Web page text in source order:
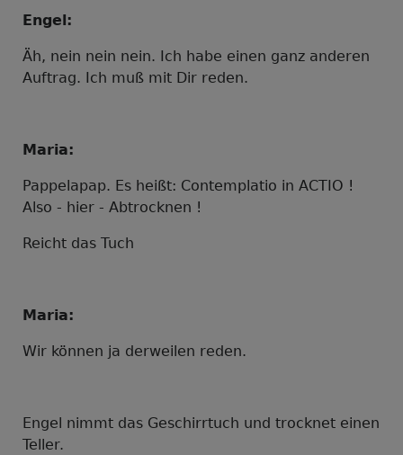
Engel:
Äh, nein nein nein. Ich habe einen ganz anderen
Auftrag. Ich muß mit Dir reden.
Maria:
Pappelapap. Es heißt: Contemplatio in ACTIO !
Also - hier - Abtrocknen !
Reicht das Tuch
Maria:
Wir können ja derweilen reden.
Engel nimmt das Geschirrtuch und trocknet einen
Teller.